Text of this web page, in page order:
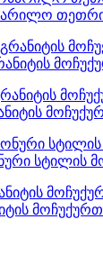
თეთრი
სტილის